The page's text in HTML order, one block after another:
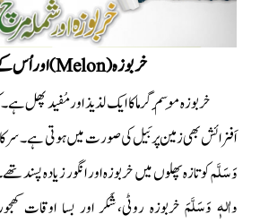
خربوزہ(
Melon
)اور اُس
خربوزہ مَوسِمِ گرما کا ایک لذیذ اور مُفید
اَفزائش بھی زمین پر بَیل کی صورت میں ہوتی ہے۔
وَسَلَّمکو تازہ پھلوں میں خربوزہ اور انگور زیادہ پسند
واٰلہٖ وَسَلَّمَخربوزہ روٹی،شَکر اور بسا اوقات